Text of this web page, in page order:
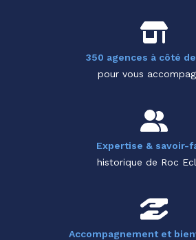
350 agences à côté
pour vous
Expertise & savoir-
historique de Roc
Accompagnement et